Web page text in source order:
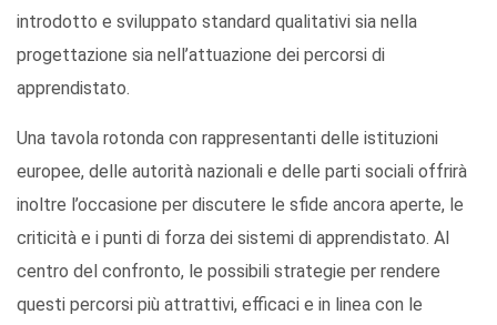
introdotto e sviluppato standard qualitativi sia nella
progettazione sia nell’attuazione dei percorsi di
apprendistato.
Una tavola rotonda con rappresentanti delle istituzioni
europee, delle autorità nazionali e delle parti sociali offrirà
inoltre l’occasione per discutere le sfide ancora aperte, le
criticità e i punti di forza dei sistemi di apprendistato. Al
centro del confronto, le possibili strategie per rendere
questi percorsi più attrattivi, efficaci e in linea con le